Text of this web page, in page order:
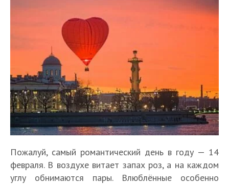
Пожалуй, самый романтический день в году — 14
февраля. В воздухе витает запах роз, а на каждом
углу обнимаются пары. Влюблённые особенно